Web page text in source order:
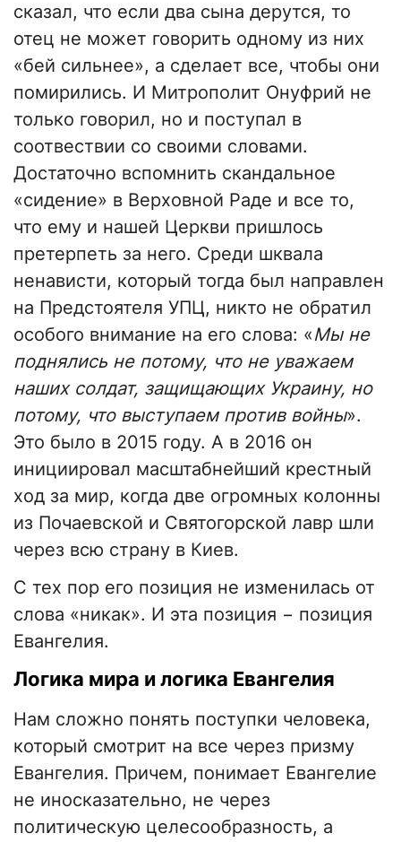
сказал, что если два сына дерутся, то
отец не может говорить одному из них
«бей сильнее», а сделает все, чтобы они
помирились. И Митрополит Онуфрий не
только говорил, но и поступал в
соотвествии со своими словами.
Достаточно вспомнить скандальное
«сидение» в Верховной Раде и все то,
что ему и нашей Церкви пришлось
претерпеть за него. Среди шквала
ненависти, который тогда был направлен
на Предстоятеля УПЦ, никто не обратил
особого внимание на его слова: «Мы не
поднялись не потому, что не уважаем
наших солдат, защищающих Украину, но
потому, что выступаем против войны».
Это было в 2015 году. А в 2016 он
инициировал масштабнейший крестный
ход за мир, когда две огромных колонны
из Почаевской и Святогорской лавр шли
через всю страну в Киев.
С тех пор его позиция не изменилась от
слова «никак». И эта позиция − позиция
Евангелия.
Логика мира и логика Евангелия
Нам сложно понять поступки человека,
который смотрит на все через призму
Евангелия. Причем, понимает Евангелие
не иносказательно, не через
политическую целесообразность, а